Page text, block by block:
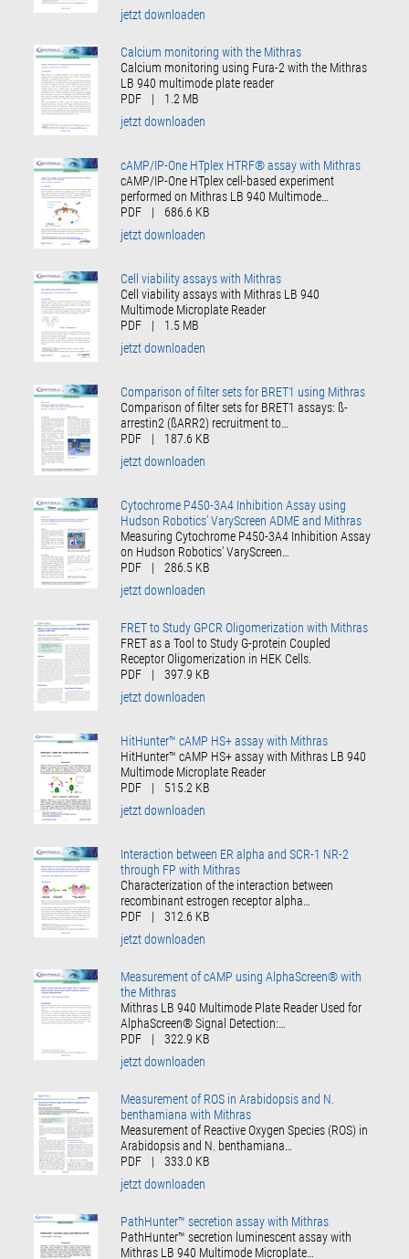
jetzt downloaden
Calcium monitoring with the Mithras
Calcium monitoring using Fura-2 with the Mithras
LB 940 multimode plate reader
PDF
|
1.2 MB
jetzt downloaden
cAMP/IP-One HTplex HTRF® assay with Mithras
cAMP/IP-One HTplex cell-based experiment
performed on Mithras LB 940 Multimode…
PDF
|
686.6 KB
jetzt downloaden
Cell viability assays with Mithras
Cell viability assays with Mithras LB 940
Multimode Microplate Reader
PDF
|
1.5 MB
jetzt downloaden
Comparison of filter sets for BRET1 using Mithras
Comparison of filter sets for BRET1 assays: ß-
arrestin2 (ßARR2) recruitment to…
PDF
|
187.6 KB
jetzt downloaden
Cytochrome P450-3A4 Inhibition Assay using
Hudson Robotics’ VaryScreen ADME and Mithras
Measuring Cytochrome P450-3A4 Inhibition Assay
on Hudson Robotics’ VaryScreen…
PDF
|
286.5 KB
jetzt downloaden
FRET to Study GPCR Oligomerization with Mithras
FRET as a Tool to Study G-protein Coupled
Receptor Oligomerization in HEK Cells.
PDF
|
397.9 KB
jetzt downloaden
HitHunter™ cAMP HS+ assay with Mithras
HitHunter™ cAMP HS+ assay with Mithras LB 940
Multimode Microplate Reader
PDF
|
515.2 KB
jetzt downloaden
Interaction between ER alpha and SCR-1 NR-2
through FP with Mithras
Characterization of the interaction between
recombinant estrogen receptor alpha…
PDF
|
312.6 KB
jetzt downloaden
Measurement of cAMP using AlphaScreen® with
the Mithras
Mithras LB 940 Multimode Plate Reader Used for
AlphaScreen® Signal Detection:…
PDF
|
322.9 KB
jetzt downloaden
Measurement of ROS in Arabidopsis and N.
benthamiana with Mithras
Measurement of Reactive Oxygen Species (ROS) in
Arabidopsis and N. benthamiana…
PDF
|
333.0 KB
jetzt downloaden
PathHunter™ secretion assay with Mithras
PathHunter™ secretion luminescent assay with
Mithras LB 940 Multimode Microplate…